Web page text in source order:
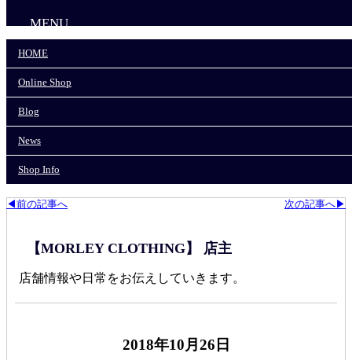
Online Shop
News
MENU
HOME
Online Shop
Blog
News
Shop Info
graph zero/グラフゼロ>
次の記事へ▶
◀前の記事へ
【MORLEY CLOTHING】 店主
店舗情報や日常をお伝えしていきます。
2018年10月26日